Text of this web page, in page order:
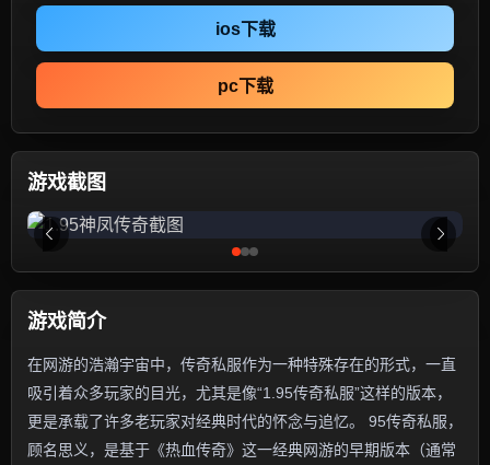
ios下载
pc下载
游戏截图
游戏简介
在网游的浩瀚宇宙中，传奇私服作为一种特殊存在的形式，一直
吸引着众多玩家的目光，尤其是像“1.95传奇私服”这样的版本，
更是承载了许多老玩家对经典时代的怀念与追忆。 95传奇私服，
顾名思义，是基于《热血传奇》这一经典网游的早期版本（通常